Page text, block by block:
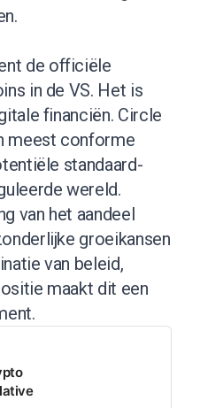
de officiële
in de VS. Het is
financiën. Circle
meest conforme
standaard-
wereld.
van het aandeel
groeikansen
van beleid,
maakt dit een